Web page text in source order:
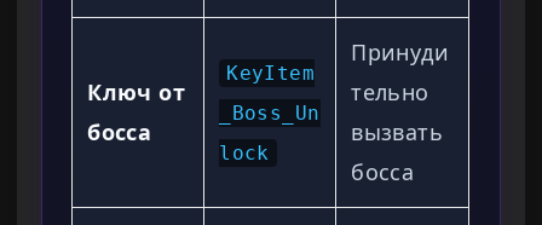
Ключ от
босса
KeyItem
_Boss_Un
lock
Принуди
тельно
вызвать
босса